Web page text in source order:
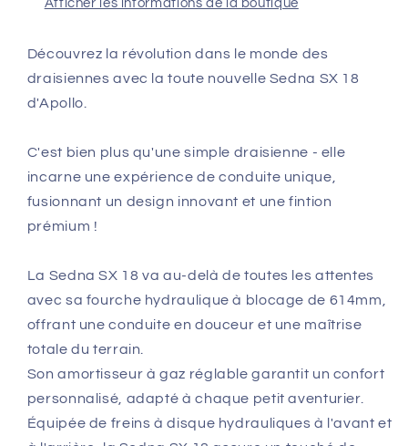
Afficher les informations de la boutique
Découvrez la révolution dans le monde des
draisiennes avec la toute nouvelle Sedna SX 18
d'Apollo.
C'est bien plus qu'une simple draisienne - elle
incarne une expérience de conduite unique,
fusionnant un design innovant et une fintion
prémium !
La Sedna SX 18 va au-delà de toutes les attentes
avec sa fourche hydraulique à blocage de 614mm,
offrant une conduite en douceur et une maîtrise
totale du terrain.
Son amortisseur à gaz réglable garantit un confort
personnalisé, adapté à chaque petit aventurier.
Équipée de freins à disque hydrauliques à l'avant et